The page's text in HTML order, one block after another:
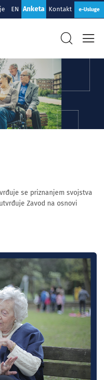
EN Anketa Kontakt e-Usluge
se priznanjem svojstva
Zavod na osnovi